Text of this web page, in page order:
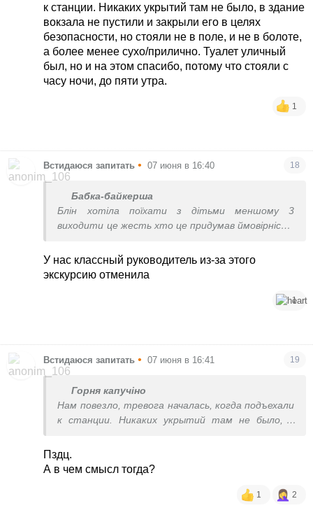
к станции. Никаких укрытий там не было, в здание
вокзала не пустили и закрыли его в целях
безопасности, но стояли не в поле, и не в болоте,
а более менее сухо/прилично. Туалет уличный
был, но и на этом спасибо, потому что стояли с
часу ночи, до пяти утра.
1
Встидаюся запитать • 07 июня в 16:40 18
Бабка-байкерша
Блін хотіла поїхати з дітьми меншому 3
виходити це жесть хто це придумав ймовірність
У нас классный руководитель из-за этого
экскурсию отменила
1
Встидаюся запитать • 07 июня в 16:41 19
Горня капучіно
Нам повезло, тревога началась, когда подъехали
к станции. Никаких укрытий там не было, в
безопасности, но стояли не в поле, и не в
болоте, а более менее сухо/прилично. Туалет
Пздц.
А в чем смысл тогда?
1 2